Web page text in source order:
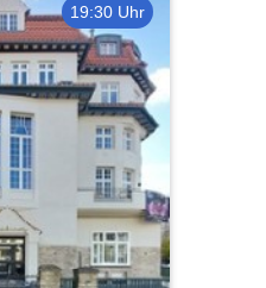
19:30 Uhr